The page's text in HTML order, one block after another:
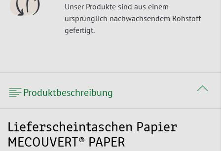
Unser Produkte sind aus einem
ursprünglich nachwachsendem Rohstoff
gefertigt.
Produktbeschreibung
Lieferscheintaschen Papier
MECOUVERT® PAPER